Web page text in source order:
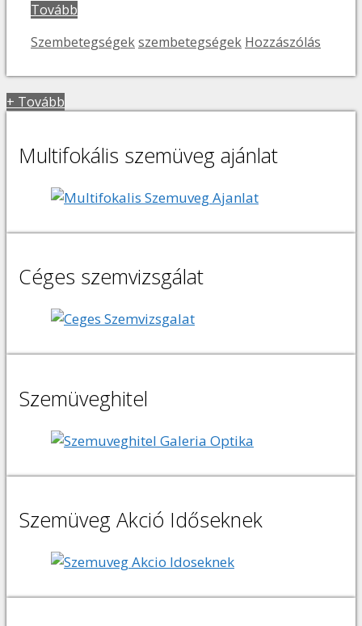
Tovább
Kategória
SzembetegségekCímkék
szembetegségek Hozzászólás
+ Tovább
Multifokális szemüveg ajánlat
Céges szemvizsgálat
Szemüveghitel
Szemüveg Akció Időseknek